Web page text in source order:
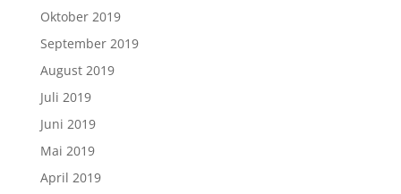
Oktober 2019
September 2019
August 2019
Juli 2019
Juni 2019
Mai 2019
April 2019